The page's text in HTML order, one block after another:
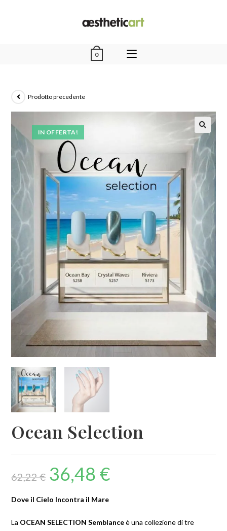
0
IN OFFERTA!
Prodotto precedente
Ocean Selection
62,22€ 36,48 €
Dove il Cielo Incontra il Mare
La OCEAN SELECTION Semblanceè una collezione di tre